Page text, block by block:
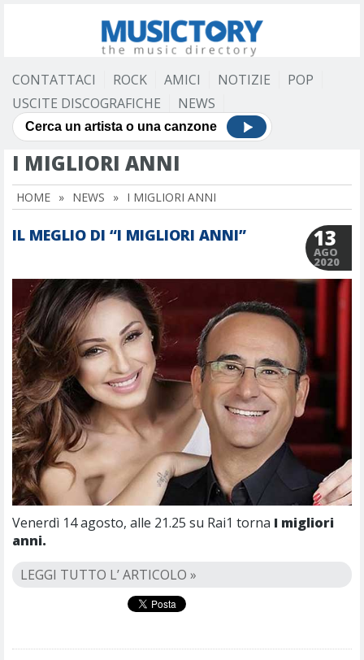
CONTATTACI ROCK AMICI NOTIZIE
POP
USCITE DISCOGRAFICHE
NEWS
I MIGLIORI ANNI
HOME » NEWS » I MIGLIORI ANNI
IL MEGLIO DI “I MIGLIORI ANNI” 13
AGO
2020
Venerdì 14 agosto, alle 21.25 su Rai1 torna I migliori
anni.
LEGGI TUTTO L’ ARTICOLO »